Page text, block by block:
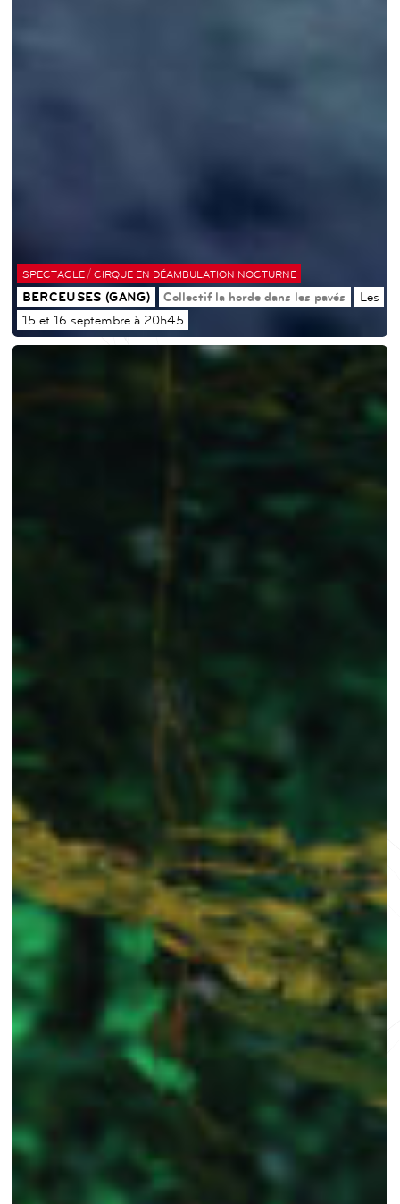
SPECTACLE /CIRQUE EN DÉAMBULATION NOCTURNE
BERCEUSES (GANG) Collectif la horde dans les pavés
Les
15 et 16 septembre à 20h45